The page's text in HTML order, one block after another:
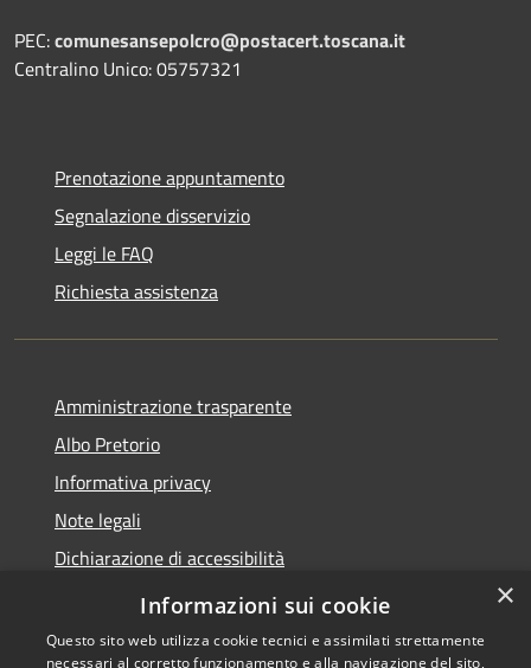
PEC:comunesansepolcro@postacert.toscana.it
Centralino Unico: 05757321
Prenotazione appuntamento
Segnalazione disservizio
Leggi le FAQ
Richiesta assistenza
Amministrazione trasparente
Albo Pretorio
Informativa privacy
Note legali
Dichiarazione di accessibilità
Piano di miglioramento dei servizi
×
Informazioni sui cookie
Questo sito web utilizza cookie tecnici e assimilati strettamente
necessari al corretto funzionamento e alla navigazione del sito,